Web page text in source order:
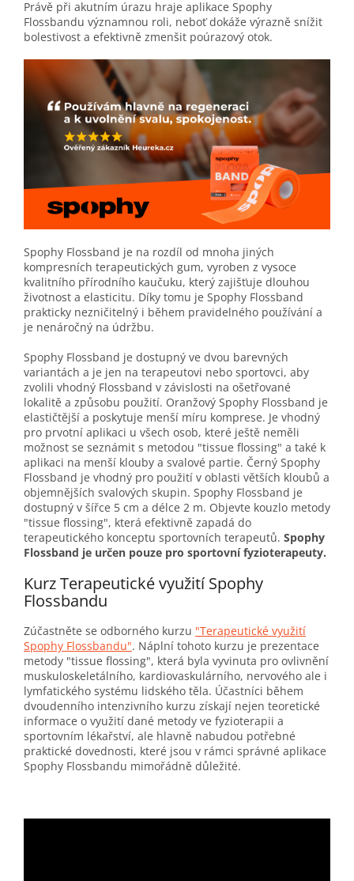
Právě při akutním úrazu hraje aplikace Spophy
Flossbandu významnou roli, neboť dokáže výrazně snížit
bolestivost a efektivně zmenšit poúrazový otok.
Spophy Flossband je na rozdíl od mnoha jiných
kompresních terapeutických gum, vyroben z vysoce
kvalitního přírodního kaučuku, který zajišťuje dlouhou
životnost a elasticitu. Díky tomu je Spophy Flossband
prakticky nezničitelný i během pravidelného používání a
je nenáročný na údržbu.
Spophy Flossband je dostupný ve dvou barevných
variantách a je jen na terapeutovi nebo sportovci, aby
zvolili vhodný Flossband v závislosti na ošetřované
lokalitě a způsobu použití. Oranžový Spophy Flossband je
elastičtější a poskytuje menší míru komprese. Je vhodný
pro prvotní aplikaci u všech osob, které ještě neměli
možnost se seznámit s metodou "tissue flossing" a také k
aplikaci na menší klouby a svalové partie. Černý Spophy
Flossband je vhodný pro použití v oblasti větších kloubů a
objemnějších svalových skupin. Spophy Flossband je
dostupný v šířce 5 cm a délce 2 m. Objevte kouzlo metody
"tissue flossing", která efektivně zapadá do
terapeutického konceptu sportovních terapeutů. Spophy
Flossband je určen pouze pro sportovní fyzioterapeuty.
Kurz Terapeutické využití Spophy
Flossbandu
Zúčastněte se odborného kurzu "Terapeutické využití
Spophy Flossbandu". Náplní tohoto kurzu je prezentace
metody "tissue flossing", která byla vyvinuta pro ovlivnění
muskuloskeletálního, kardiovaskulárního, nervového ale i
lymfatického systému lidského těla. Účastníci během
dvoudenního intenzivního kurzu získají nejen teoretické
informace o využití dané metody ve fyzioterapii a
sportovním lékařství, ale hlavně nabudou potřebné
praktické dovednosti, které jsou v rámci správné aplikace
Spophy Flossbandu mimořádně důležité.